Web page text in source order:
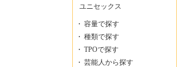
ユニセックス
・ 容量で探す
・ 種類で探す
・ TPOで探す
・ 芸能人から探す